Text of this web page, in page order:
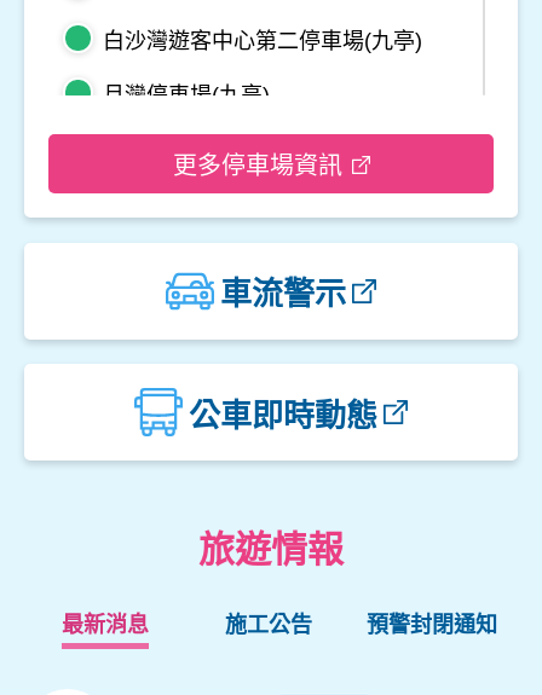
白沙灣遊客中心第二停車場(九亭)
月灣停車場(九亭)
野柳地質公園停車場
觀音山遊客中心停車場一
楓櫃斗湖停車場
中角灣停車場
更多停車場資訊
車流警示
公車即時動態
旅遊情報
最新消息 施工公告 預警封閉通知